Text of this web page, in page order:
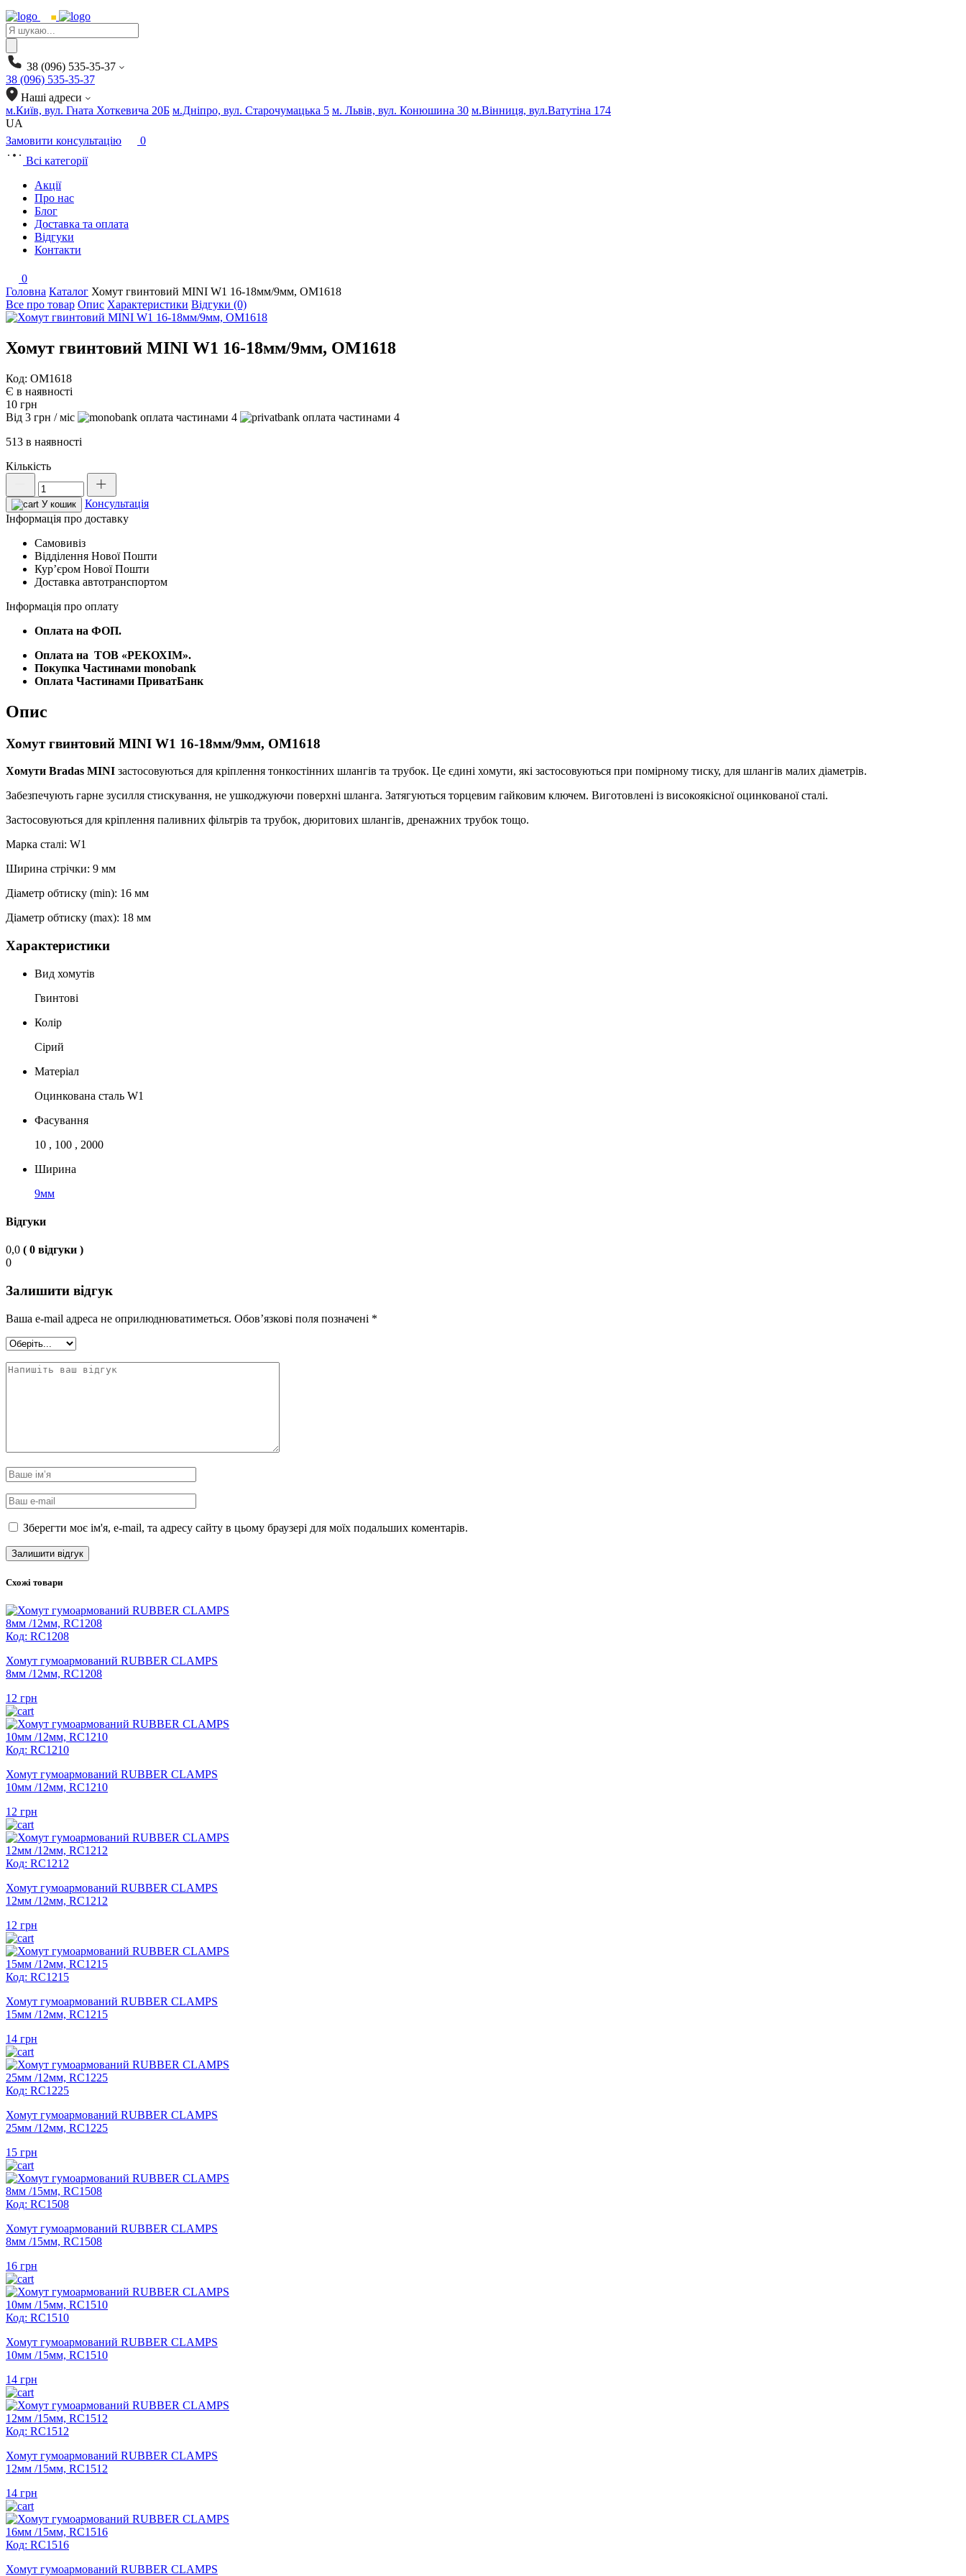
Products
search
38 (096) 535-35-37
38 (096) 535-35-37
Наші адреси
м.Київ, вул. Гната Хоткевича 20Б м.Дніпро, вул. Старочумацька 5 м. Львів, вул. Конюшина 30 м.Вінниця, вул.Ватутіна 174
UA
Замовити консультацію
0
Всі категорії
Акції
Про нас
Блог
Доставка та оплата
Відгуки
Контакти
0
Головна Каталог Хомут гвинтовий MINI W1 16-18мм/9мм, OM1618
Все про товар Опис Характеристики Відгуки (0)
Хомут гвинтовий MINI W1 16-18мм/9мм, OM1618
Код: OM1618
Є в наявності
10 грн
Від 3 грн / міс 4
4
513 в наявності
Кількість
гвинтовий
MINI
W1
18мм/9мм,
OM1618
кількість
У кошик
Консультація
Інформація про доставку
Самовивіз
Відділення Нової Пошти
Курʼєром Нової Пошти
Доставка автотранспортом
Інформація про оплату
Оплата на ФОП.
Оплата на ТОВ «РЕКОХІМ».
Покупка Частинами monobank
Оплата Частинами ПриватБанк
Опис
Хомут гвинтовий MINI W1 16-18мм/9мм, OM1618
Хомути Bradas MINI застосовуються для кріплення тонкостінних шлангів та трубок. Це єдині хомути, які застосовуються при помірному тиску, для шлангів малих діаметрів.
Забезпечують гарне зусилля стискування, не ушкоджуючи поверхні шланга. Затягуються торцевим гайковим ключем. Виготовлені із високоякісної оцинкованої сталі.
Застосовуються для кріплення паливних фільтрів та трубок, дюритових шлангів, дренажних трубок тощо.
Марка сталі: W1
Ширина стрічки: 9 мм
Діаметр обтиску (min): 16 мм
Діаметр обтиску (max): 18 мм
Характеристики
Вид хомутів
Гвинтові
Колір
Сірий
Матеріал
Оцинкована сталь W1
Фасування
10 , 100 , 2000
Ширина
9мм
Відгуки
0,0 ( 0 відгуки )
0
Залишити відгук
Ваша e-mail адреса не оприлюднюватиметься. Обов’язкові поля позначені *
Зберегти моє ім'я, e-mail, та адресу сайту в цьому браузері для моїх подальших коментарів.
Схожі товари
Код: RC1208
Хомут гумоармований RUBBER CLAMPS
8мм /12мм, RC1208
12 грн
Код: RC1210
Хомут гумоармований RUBBER CLAMPS
10мм /12мм, RC1210
12 грн
Код: RC1212
Хомут гумоармований RUBBER CLAMPS
12мм /12мм, RC1212
12 грн
Код: RC1215
Хомут гумоармований RUBBER CLAMPS
15мм /12мм, RC1215
14 грн
Код: RC1225
Хомут гумоармований RUBBER CLAMPS
25мм /12мм, RC1225
15 грн
Код: RC1508
Хомут гумоармований RUBBER CLAMPS
8мм /15мм, RC1508
16 грн
Код: RC1510
Хомут гумоармований RUBBER CLAMPS
10мм /15мм, RC1510
14 грн
Код: RC1512
Хомут гумоармований RUBBER CLAMPS
12мм /15мм, RC1512
14 грн
Код: RC1516
Хомут гумоармований RUBBER CLAMPS